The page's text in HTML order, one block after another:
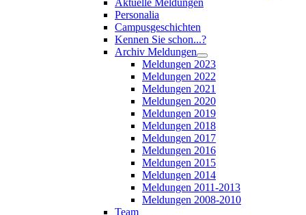
Personalia
Campusgeschichten
Kennen Sie schon...?
Archiv Meldungen
Meldungen 2023
Meldungen 2022
Meldungen 2021
Meldungen 2020
Meldungen 2019
Meldungen 2018
Meldungen 2017
Meldungen 2016
Meldungen 2015
Meldungen 2014
Meldungen 2011-2013
Meldungen 2008-2010
Team